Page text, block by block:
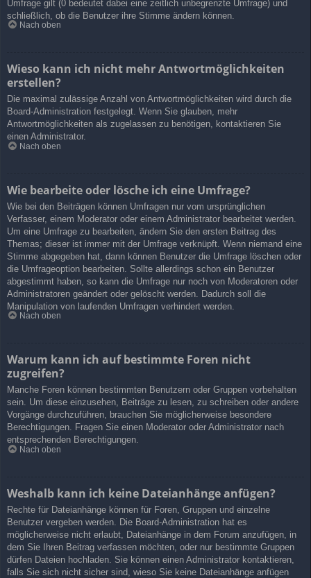
Umfrage gilt (0 bedeutet dabei eine zeitlich unbegrenzte Umfrage) und
schließlich, ob die Benutzer ihre Stimme ändern können.
Nach oben
Wieso kann ich nicht mehr Antwortmöglichkeiten
erstellen?
Die maximal zulässige Anzahl von Antwortmöglichkeiten wird durch die
Board-Administration festgelegt. Wenn Sie glauben, mehr
Antwortmöglichkeiten als zugelassen zu benötigen, kontaktieren Sie
einen Administrator.
Nach oben
Wie bearbeite oder lösche ich eine Umfrage?
Wie bei den Beiträgen können Umfragen nur vom ursprünglichen
Verfasser, einem Moderator oder einem Administrator bearbeitet werden.
Um eine Umfrage zu bearbeiten, ändern Sie den ersten Beitrag des
Themas; dieser ist immer mit der Umfrage verknüpft. Wenn niemand eine
Stimme abgegeben hat, dann können Benutzer die Umfrage löschen oder
die Umfrageoption bearbeiten. Sollte allerdings schon ein Benutzer
abgestimmt haben, so kann die Umfrage nur noch von Moderatoren oder
Administratoren geändert oder gelöscht werden. Dadurch soll die
Manipulation von laufenden Umfragen verhindert werden.
Nach oben
Warum kann ich auf bestimmte Foren nicht
zugreifen?
Manche Foren können bestimmten Benutzern oder Gruppen vorbehalten
sein. Um diese einzusehen, Beiträge zu lesen, zu schreiben oder andere
Vorgänge durchzuführen, brauchen Sie möglicherweise besondere
Berechtigungen. Fragen Sie einen Moderator oder Administrator nach
entsprechenden Berechtigungen.
Nach oben
Weshalb kann ich keine Dateianhänge anfügen?
Rechte für Dateianhänge können für Foren, Gruppen und einzelne
Benutzer vergeben werden. Die Board-Administration hat es
möglicherweise nicht erlaubt, Dateianhänge in dem Forum anzufügen, in
dem Sie Ihren Beitrag verfassen möchten, oder nur bestimmte Gruppen
dürfen Dateien hochladen. Sie können einen Administrator kontaktieren,
falls Sie sich nicht sicher sind, wieso Sie keine Dateianhänge anfügen